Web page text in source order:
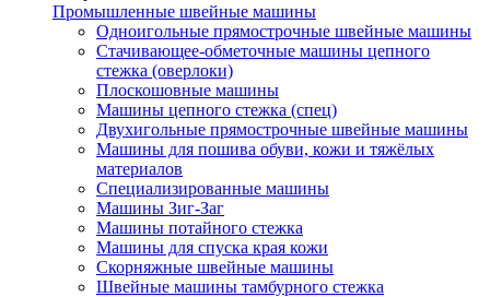
Промышленные швейные машины
Одноигольные прямострочные швейные машины
Стачивающее-обметочные машины цепного
стежка (оверлоки)
Плоскошовные машины
Машины цепного стежка (спец)
Двухигольные прямострочные швейные машины
Машины для пошива обуви, кожи и тяжёлых
материалов
Специализированные машины
Машины Зиг-Заг
Машины потайного стежка
Машины для спуска края кожи
Скорняжные швейные машины
Швейные машины тамбурного стежка